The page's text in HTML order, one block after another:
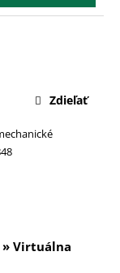
Zdieľať
» Virtuálna